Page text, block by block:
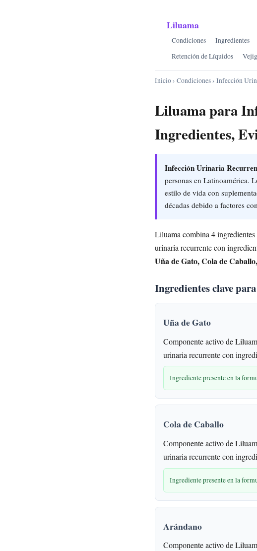
Liluama
Condiciones Ingredientes
Retención de Líquidos
Inicio› Condiciones› Infección
Liluama para
Ingredientes,
Infección Urinaria
personas en Latinoamérica.
estilo de vida con
décadas debido a factores
Liluama combina 4
urinaria recurrente con
Uña de Gato, Cola de
Ingredientes clave
Uña de Gato
Componente activo de
urinaria recurrente con
Ingrediente presente en la
Cola de Caballo
Componente activo de
urinaria recurrente con
Ingrediente presente en la
Arándano
Componente activo de